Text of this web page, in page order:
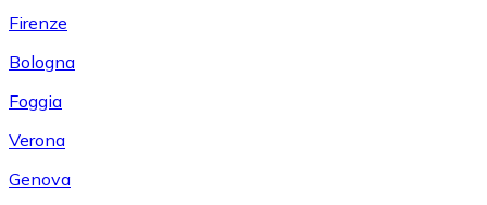
Firenze
Bologna
Foggia
Verona
Genova